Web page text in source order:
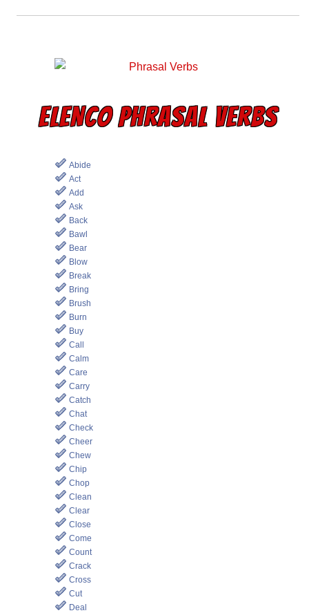
ELENCO PHRASAL VERBS
Abide
Act
Add
Ask
Back
Bawl
Bear
Blow
Break
Bring
Brush
Burn
Buy
Call
Calm
Care
Carry
Catch
Chat
Check
Cheer
Chew
Chip
Chop
Clean
Clear
Close
Come
Count
Crack
Cross
Cut
Deal